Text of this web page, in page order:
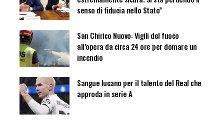
senso di fiducia nello Stato”
San Chirico Nuovo: Vigili del fuoco
all’opera da circa 24 ore per domare un
incendio
Sangue lucano per il talento del Real che
approda in serie A